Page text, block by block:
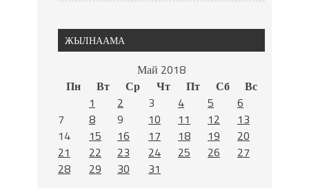
ЖЫЛНААМА
Май 2018
Пн
Вт Ср Чт Пт Сб
Вс
1
2 3 4 5
6
7
8 9 10 11 12
13
14
15 16 17 18 19
20
21
22 23 24 25 26
27
28
29 30
31